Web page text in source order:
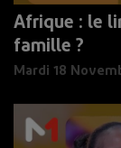
Afrique : le
famille ?
Mardi 18